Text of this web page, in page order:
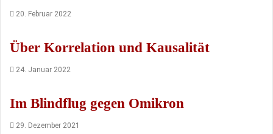
20. Februar 2022
Über Korrelation und Kausalität
24. Januar 2022
Im Blindflug gegen Omikron
29. Dezember 2021